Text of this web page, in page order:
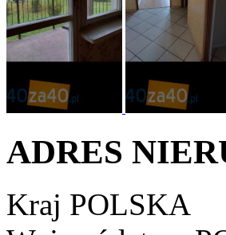
ADRES
Kraj POLSKA